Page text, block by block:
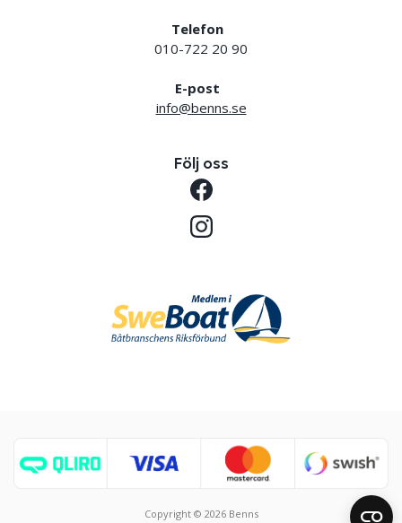
Telefon
010-722 20 90
E-post
info@benns.se
Följ oss
Copyright © 2026 Benns